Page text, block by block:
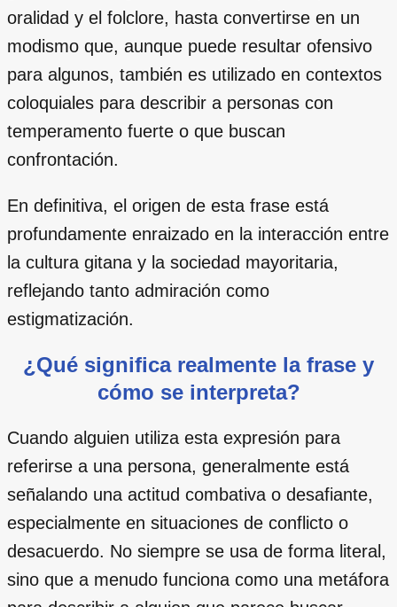
oralidad y el folclore, hasta convertirse en un
modismo que, aunque puede resultar ofensivo
para algunos, también es utilizado en contextos
coloquiales para describir a personas con
temperamento fuerte o que buscan
confrontación.
En definitiva, el origen de esta frase está
profundamente enraizado en la interacción entre
la cultura gitana y la sociedad mayoritaria,
reflejando tanto admiración como
estigmatización.
¿Qué significa realmente la frase y
cómo se interpreta?
Cuando alguien utiliza esta expresión para
referirse a una persona, generalmente está
señalando una actitud combativa o desafiante,
especialmente en situaciones de conflicto o
desacuerdo. No siempre se usa de forma literal,
sino que a menudo funciona como una metáfora